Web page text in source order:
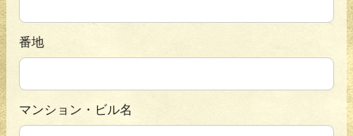
番地
マンション・ビル名